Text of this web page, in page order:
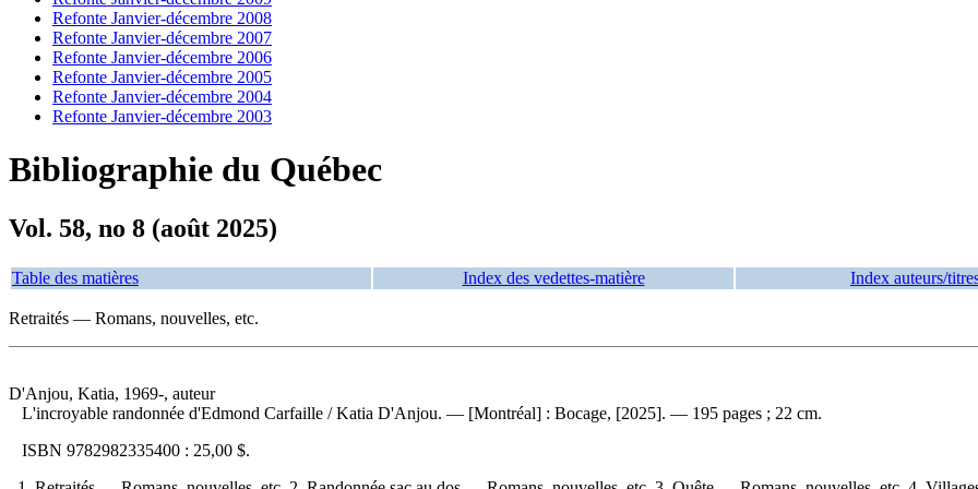
Refonte Janvier-décembre 2008
Refonte Janvier-décembre 2007
Refonte Janvier-décembre 2006
Refonte Janvier-décembre 2005
Refonte Janvier-décembre 2004
Refonte Janvier-décembre 2003
Bibliographie du Québec
Vol. 58, no 8 (août 2025)
Table des matières Index des vedettes-matière Index auteurs/
Retraités — Romans, nouvelles, etc.
D'Anjou, Katia, 1969-, auteur
L'incroyable randonnée d'Edmond Carfaille / Katia D'Anjou. — [Montréal] : Bocage, [2025]. — 195 pages ; 22 cm.
ISBN 9782982335400 : 25,00 $.